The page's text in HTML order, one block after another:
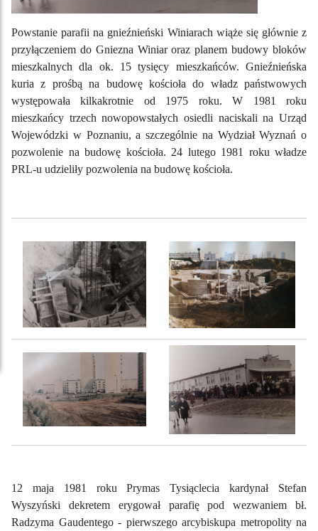
Powstanie parafii na gnieźnieński Winiarach wiąże się głównie z
przyłączeniem do Gniezna Winiar oraz planem budowy bloków
mieszkalnych dla ok. 15 tysięcy mieszkańców. Gnieźnieńska
kuria z prośbą na budowę kościoła do władz państwowych
występowała kilkakrotnie od 1975 roku. W 1981 roku
mieszkańcy trzech nowopowstałych osiedli naciskali na Urząd
Wojewódzki w Poznaniu, a szczególnie na Wydział Wyznań o
pozwolenie na budowę kościoła. 24 lutego 1981 roku władze
PRL-u udzieliły pozwolenia na budowę kościoła.
12 maja 1981 roku Prymas Tysiąclecia kardynał Stefan
Wyszyński dekretem erygował parafię pod wezwaniem bł.
Radzyma Gaudentego - pierwszego arcybiskupa metropolity na